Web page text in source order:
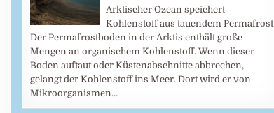
Arktischer Ozean speichert
Kohlenstoff aus tauendem Permafrost
Der Permafrostboden in der Arktis enthält große
Mengen an organischem Kohlenstoff. Wenn dieser
Boden auftaut oder Küstenabschnitte abbrechen,
gelangt der Kohlenstoff ins Meer. Dort wird er von
Mikroorganismen…